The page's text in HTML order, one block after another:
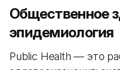
Общественное
эпидемиология
Public Health — это